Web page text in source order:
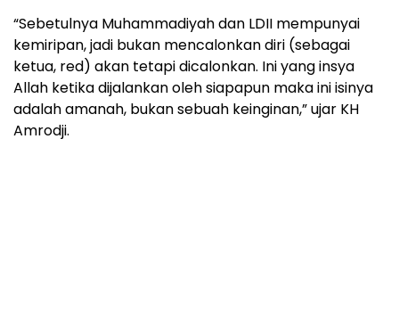
“Sebetulnya Muhammadiyah dan LDII mempunyai
kemiripan, jadi bukan mencalonkan diri (sebagai
ketua, red) akan tetapi dicalonkan. Ini yang insya
Allah ketika dijalankan oleh siapapun maka ini isinya
adalah amanah, bukan sebuah keinginan,” ujar KH
Amrodji.